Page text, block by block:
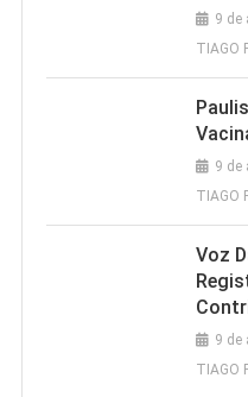
9 de
TIAGO
9 de
TIAGO
Voz
9 de
TIAGO